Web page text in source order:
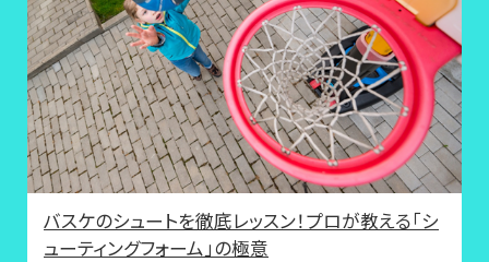
バスケのシュートを徹底レッスン！プロが教える「シ
ューティングフォーム」の極意